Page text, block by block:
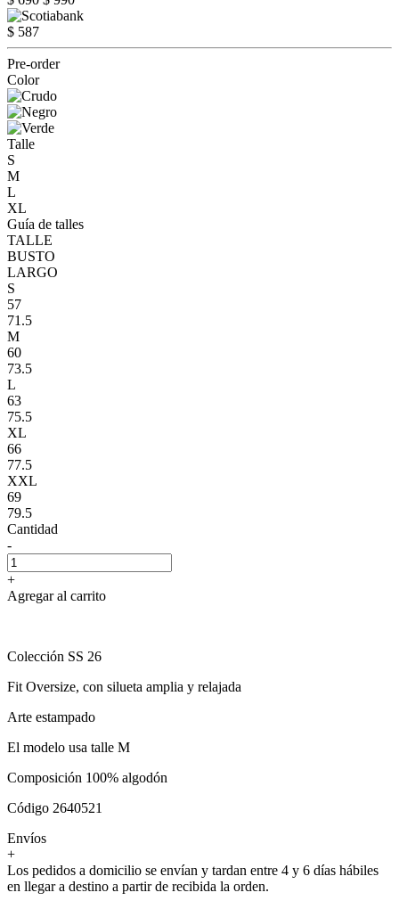
$ 587
Pre-order
Color
Talle
S
M
L
XL
Guía de talles
TALLE
BUSTO
LARGO
S
57
71.5
M
60
73.5
L
63
75.5
XL
66
77.5
XXL
69
79.5
Cantidad
-
+
Agregar al carrito
Colección SS 26
Fit Oversize, con silueta amplia y relajada
Arte estampado
El modelo usa talle M
Composición 100% algodón
Código 2640521
Envíos
+
Los pedidos a domicilio se envían y tardan entre 4 y 6 días hábiles
en llegar a destino a partir de recibida la orden.